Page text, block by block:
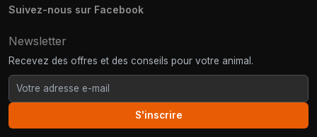
Suivez-nous sur Facebook
Newsletter
Recevez des offres et des conseils pour votre animal.
S'inscrire